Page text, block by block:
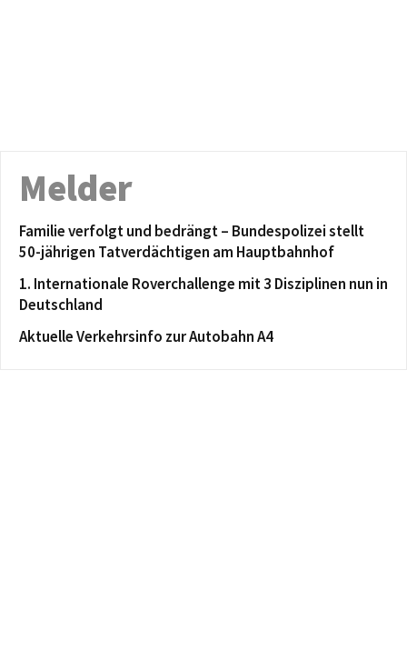
Melder
Familie verfolgt und bedrängt – Bundespolizei stellt
50-jährigen Tatverdächtigen am Hauptbahnhof
1. Internationale Roverchallenge mit 3 Disziplinen nun in
Deutschland
Aktuelle Verkehrsinfo zur Autobahn A4